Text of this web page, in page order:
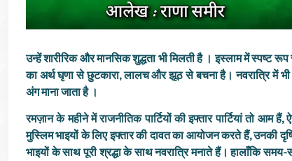
उन्हें शारीरिक और मानसिक शुद्धता भी मिलती है । इस्लाम में स्पष्ट
का अर्थ घृणा से छुटकारा, लालच और झूठ से बचना है। नवरात्रि में भी
अंग माना जाता है ।
रमज़ान के महीने में राजनीतिक पार्टियों की इफ्तार पार्टियां तो
मुस्लिम भाइयों के लिए इफ्तार की दावत का आयोजन करते हैं, उनकी
भाइयों के साथ पूरी श्रद्धा के साथ नवरात्रि मनाते हैं। हालाँकि